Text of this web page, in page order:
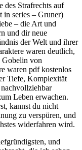
des Strafrechts auf
in series – Gruner)
– die Art und
und dir neue
der Welt und ihrer
waren deutlich,
Gobelin von
waren pdf kostenlos
Tiefe, Komplexität
Leben erwachen.
kannst du nicht
zu verspüren, und
widerfahren wird.
und